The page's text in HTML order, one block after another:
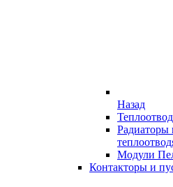
Назад
Радиаторы
Модули
Контакторы и